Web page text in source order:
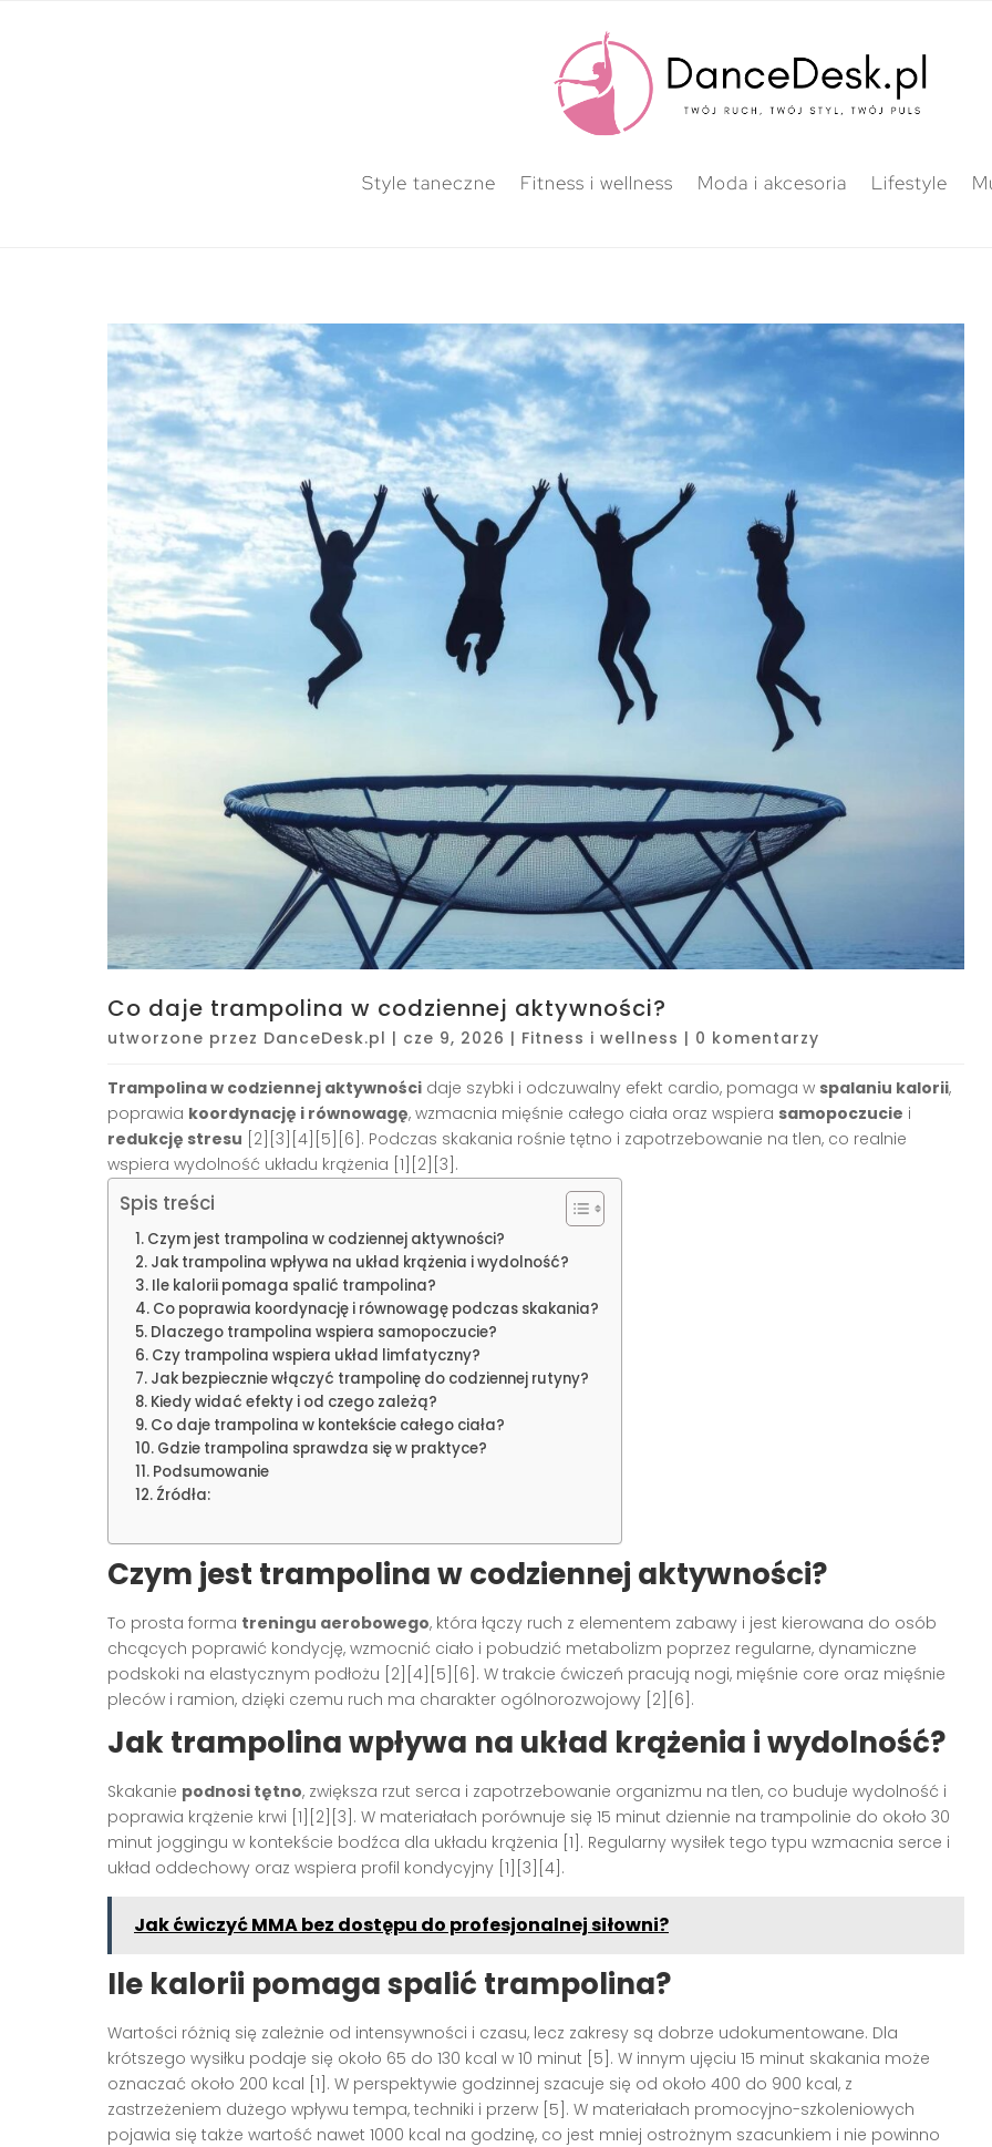
Style taneczne Fitness i wellness Moda i akcesoria Lifestyle
Co daje trampolina w codziennej aktywności?
utworzone przez DanceDesk.pl | cze 9, 2026 | Fitness i wellness | 0 komentarzy
Trampolina w codziennej aktywności daje szybki i odczuwalny efekt cardio, pomaga w spalaniu kalorii,
poprawia koordynację i równowagę, wzmacnia mięśnie całego ciała oraz wspiera samopoczucie i
redukcję stresu [2][3][4][5][6]. Podczas skakania rośnie tętno i zapotrzebowanie na tlen, co realnie
wspiera wydolność układu krążenia [1][2][3].
Spis treści
Czym jest trampolina w codziennej aktywności?
Jak trampolina wpływa na układ krążenia i wydolność?
Ile kalorii pomaga spalić trampolina?
Co poprawia koordynację i równowagę podczas skakania?
Dlaczego trampolina wspiera samopoczucie?
Czy trampolina wspiera układ limfatyczny?
Jak bezpiecznie włączyć trampolinę do codziennej rutyny?
Kiedy widać efekty i od czego zależą?
Co daje trampolina w kontekście całego ciała?
Gdzie trampolina sprawdza się w praktyce?
Podsumowanie
Źródła:
Czym jest trampolina w codziennej aktywności?
To prosta forma treningu aerobowego, która łączy ruch z elementem zabawy i jest kierowana do osób
chcących poprawić kondycję, wzmocnić ciało i pobudzić metabolizm poprzez regularne, dynamiczne
podskoki na elastycznym podłożu [2][4][5][6]. W trakcie ćwiczeń pracują nogi, mięśnie core oraz mięśnie
pleców i ramion, dzięki czemu ruch ma charakter ogólnorozwojowy [2][6].
Jak trampolina wpływa na układ krążenia i wydolność?
Skakanie podnosi tętno, zwiększa rzut serca i zapotrzebowanie organizmu na tlen, co buduje wydolność i
poprawia krążenie krwi [1][2][3]. W materiałach porównuje się 15 minut dziennie na trampolinie do około 30
minut joggingu w kontekście bodźca dla układu krążenia [1]. Regularny wysiłek tego typu wzmacnia serce i
układ oddechowy oraz wspiera profil kondycyjny [1][3][4].
Jak ćwiczyć MMA bez dostępu do profesjonalnej siłowni?
Ile kalorii pomaga spalić trampolina?
Wartości różnią się zależnie od intensywności i czasu, lecz zakresy są dobrze udokumentowane. Dla
krótszego wysiłku podaje się około 65 do 130 kcal w 10 minut [5]. W innym ujęciu 15 minut skakania może
oznaczać około 200 kcal [1]. W perspektywie godzinnej szacuje się od około 400 do 900 kcal, z
zastrzeżeniem dużego wpływu tempa, techniki i przerw [5]. W materiałach promocyjno-szkoleniowych
pojawia się także wartość nawet 1000 kcal na godzinę, co jest mniej ostrożnym szacunkiem i nie powinno